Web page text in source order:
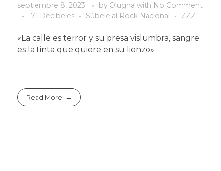
septiembre 8, 2023 by Olugna with No Comment
71 Decibeles
Súbele al Rock Nacional ZZZ
«La calle es terror y su presa vislumbra, sangre
es la tinta que quiere en su lienzo»
Read More